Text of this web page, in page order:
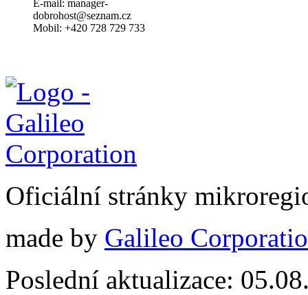
E-mail: manager-
dobrohost@seznam.cz
Mobil: +420 728 729 733
Oficiální stránky
made by Galileo
Poslední aktualizace: